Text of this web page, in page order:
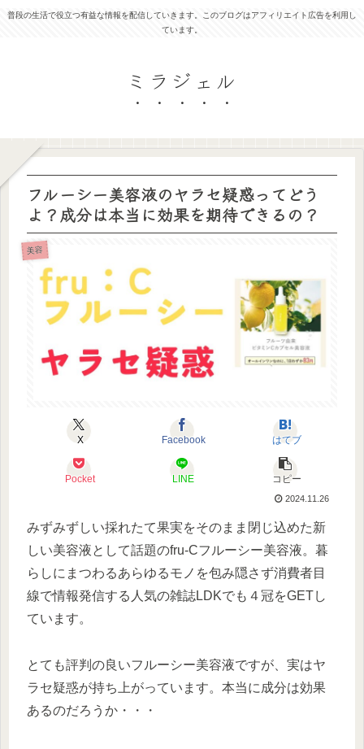
普段の生活で役立つ有益な情報を配信していきます。このブログはアフィリエイト広告を利用し
ています。
ミラジェル
フルーシー美容液のヤラセ疑惑ってどう
よ？成分は本当に効果を期待できるの？
美容
X Facebook はてブ
Pocket LINE コピー
2024.11.26
みずみずしい採れたて果実をそのまま閉じ込めた新
しい美容液として話題のfru-Cフルーシー美容液。暮
らしにまつわるあらゆるモノを包み隠さず消費者目
線で情報発信する人気の雑誌LDKでも４冠をGETし
ています。
とても評判の良いフルーシー美容液ですが、実はヤ
ラセ疑惑が持ち上がっています。本当に成分は効果
あるのだろうか・・・